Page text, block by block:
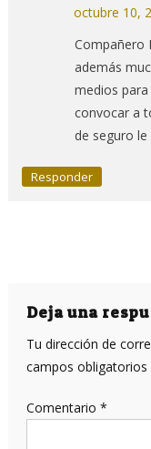
octubre 10,
Compañero
además
medios
convocar a
de seguro
Responder
Deja una
Tu dirección de
campos
Comentario *